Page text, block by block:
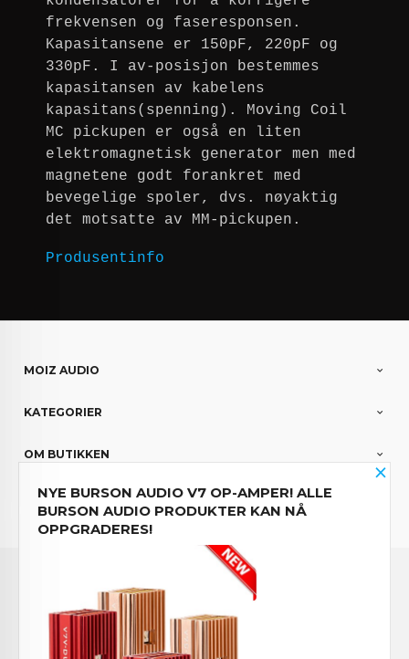
frekvensen og faseresponsen.
Kapasitansene er 150pF, 220pF og
330pF. I av-posisjon bestemmes
kapasitansen av kabelens
kapasitans(spenning). Moving Coil
MC pickupen er også en liten
elektromagnetisk generator men med
magnetene godt forankret med
bevegelige spoler, dvs. nøyaktig
det motsatte av MM-pickupen.
Produsentinfo
MOIZ AUDIO
KATEGORIER
OM BUTIKKEN
PARTNERE
Norwegian
FRAKT KJØPSBETINGELSER SIKKERHET OG PERSONVERN
NYHETSBREV
×
NYE BURSON AUDIO V7 OP-AMPER! ALLE
BURSON AUDIO PRODUKTER KAN NÅ
OPPGRADERES!